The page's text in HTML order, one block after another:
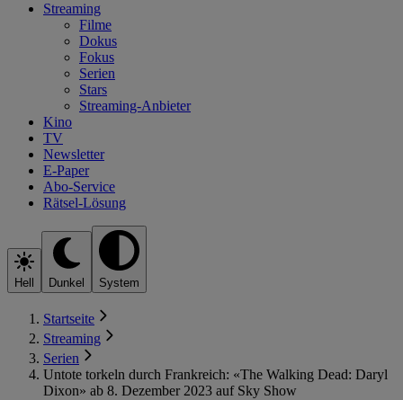
Streaming
Filme
Dokus
Fokus
Serien
Stars
Streaming-Anbieter
Kino
TV
Newsletter
E-Paper
Abo-Service
Rätsel-Lösung
Hell Dunkel System
Startseite
Streaming
Serien
Untote torkeln durch Frankreich: «The Walking Dead: Daryl
Dixon» ab 8. Dezember 2023 auf Sky Show